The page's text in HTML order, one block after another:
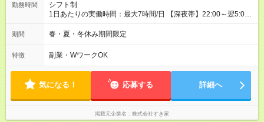
勤務時間
シフト制
1日あたりの実働時間：最大7時間/日 【深夜帯】22:00～翌5:00
週2日～・1日2h～OK◎ ※22:00から翌5:00までは18歳以上の方
のみ勤務可能です（18歳未満の深夜業務禁止のため） ★深夜で
す。 必ず、2名以上での勤務を行いますので、安心して働けま
す。
期間 春・夏・冬休み期間限定
特徴 副業・WワークOK
気になる！ 応募する 詳細へ
掲載元企業名 株式会社すき家